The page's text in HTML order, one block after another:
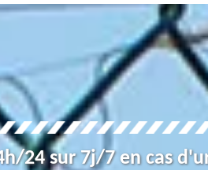
24 sur 7j/7 en cas